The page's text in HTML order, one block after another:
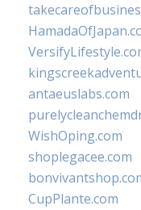
antaeuslabs.com
WishOping.com
shoplegacee.com
CupPlante.com